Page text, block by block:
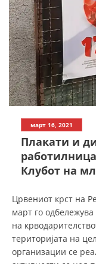
март 16, 2021
Плакати и
Клубот на
Црвениот крст на
март го
на
територијата на
организации се